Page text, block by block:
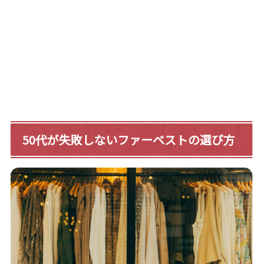
50代が失敗しないファーベストの選び方